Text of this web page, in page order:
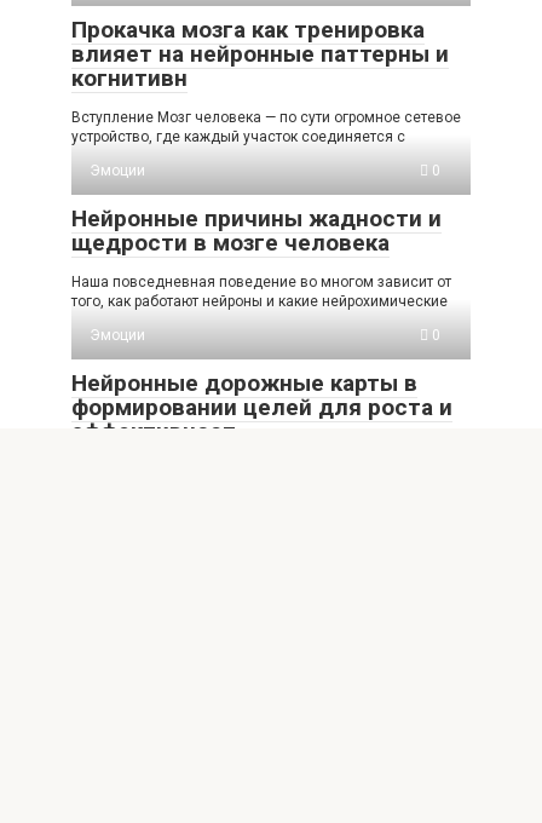
Прокачка мозга как тренировка
влияет на нейронные паттерны и
когнитивн
Вступление Мозг человека — по сути огромное сетевое
устройство, где каждый участок соединяется с
Эмоции
0
Нейронные причины жадности и
щедрости в мозге человека
Наша повседневная поведение во многом зависит от
того, как работают нейроны и какие нейрохимические
Эмоции
0
Нейронные дорожные карты в
формировании целей для роста и
эффективност